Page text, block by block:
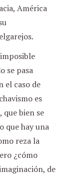
América
se pasa
el caso de
es
bien se
que hay una
reza la
¿cómo
de